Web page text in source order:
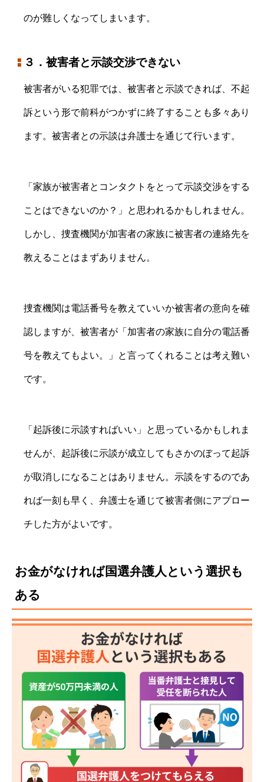
のが難しくなってしまいます。
３．被害者と示談交渉できない
被害者がいる犯罪では、被害者と示談できれば、不起
訴という形で前科がつかずに終了することも多々あり
ます。被害者との示談は弁護士を通じて行います。
「家族が被害者とコンタクトをとって示談交渉をする
ことはできないのか？」と思われるかもしれません。
しかし、捜査機関が加害者の家族に被害者の連絡先を
教えることはまずありません。
捜査機関は電話番号を教えていいか被害者の意向を確
認しますが、被害者が「加害者の家族に自分の電話番
号を教えてもよい。」と言ってくれることは考え難い
です。
「起訴後に示談すればいい」と思っているかもしれま
せんが、起訴後に示談が成立してもさかのぼって起訴
が取消しになることはありません。示談をするのであ
れば一刻も早く、弁護士を通じて被害者側にアプロー
チした方がよいです。
お金がなければ国選弁護人という選択も
ある